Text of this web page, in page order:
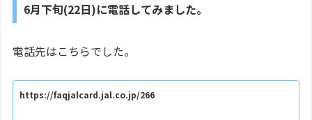
6月下旬(22日)に電話してみました。
電話先はこちらでした。
https://faqjalcard.jal.co.jp/266